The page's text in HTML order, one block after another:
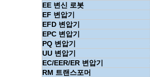
EE 변신 로봇
EF 변압기
EFD 변압기
EPC 변압기
PQ 변압기
UU 변압기
EC/EER/ER 변압기
RM 트랜스포머